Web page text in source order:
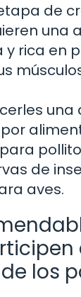
de
una
y rica en
una
de
aves.
los